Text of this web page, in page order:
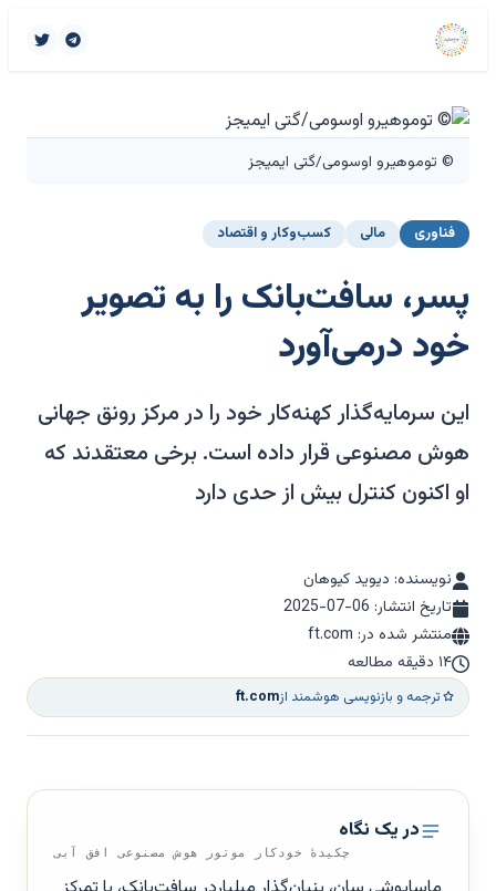
© توموهیرو اوسومی/گتی ایمیجز
فناوری مالی کسب‌وکار و اقتصاد
پسر، سافت‌بانک را به تصویر
خود درمی‌آورد
این سرمایه‌گذار کهنه‌کار خود را در مرکز رونق جهانی
هوش مصنوعی قرار داده است. برخی معتقدند که
او اکنون کنترل بیش از حدی دارد
نویسنده: دیوید کیوهان
تاریخ انتشار: 2025-07-06
منتشر شده در: ft.com
۱۴ دقیقه مطالعه
ترجمه و بازنویسی هوشمند ازft.com
در یک نگاه
چکیدهٔ خودکار موتور هوش مصنوعی افق آبی